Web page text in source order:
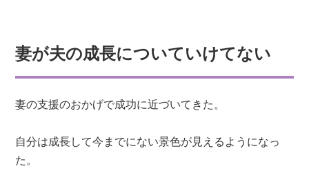
妻が夫の成長についていけてない
妻の支援のおかげで成功に近づいてきた。
自分は成長して今までにない景色が見えるようになっ
た。